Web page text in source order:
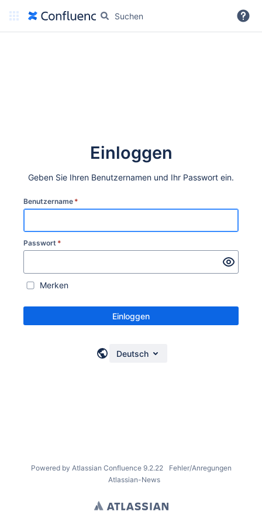
Weitere Informationen
Einloggen
Geben Sie Ihren Benutzernamen und Ihr Passwort ein.
Benutzername *
Passwort *
Merken
Einloggen
Deutsch
Powered by Atlassian Confluence 9.2.22
Fehler/Anregungen
Atlassian-News